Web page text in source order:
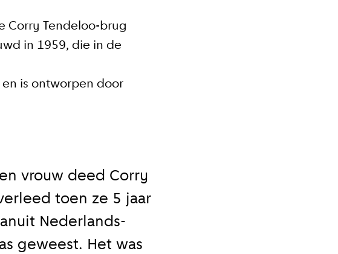
Corry Tendeloo-brug
in 1959, die in de
is ontworpen door
vrouw deed Corry
toen ze 5 jaar
Nederlands-
geweest. Het was